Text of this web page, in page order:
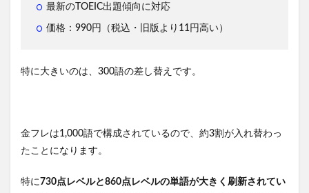
最新のTOEIC出題傾向に対応
価格：990円（税込・旧版より11円高い）
特に大きいのは、300語の差し替えです。
金フレは1,000語で構成されているので、約3割が入れ替わっ
たことになります。
特に730点レベルと860点レベルの単語が大きく刷新されてい